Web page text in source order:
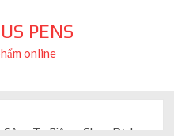
PENS
online
Ty Riêng: Chọn Dịch